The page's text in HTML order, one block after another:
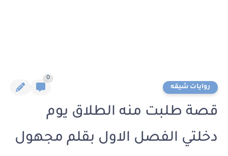
روايات شيقه
0
قصة طلبت منه الطلاق يوم
دخلتي الفصل الاول بقلم مجهول